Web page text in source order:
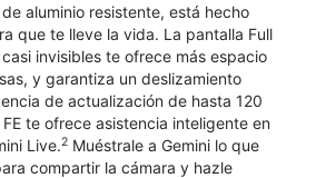
aluminio resistente, está hecho
que te lleve la vida. La pantalla Full
invisibles te ofrece más espacio
y garantiza un deslizamiento
de actualización de hasta 120
te ofrece asistencia inteligente en
Live.2 Muéstrale a Gemini lo que
compartir la cámara y hazle